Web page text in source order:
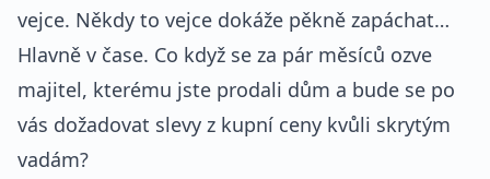
vejce. Někdy to vejce dokáže pěkně zapáchat…
Hlavně v čase. Co když se za pár měsíců ozve
majitel, kterému jste prodali dům a bude se po
vás dožadovat slevy z kupní ceny kvůli skrytým
vadám?